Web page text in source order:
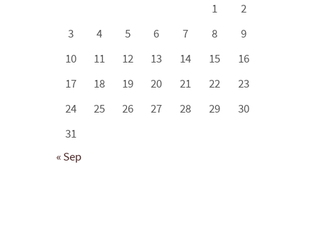
1
2
3
4 5 6 7 8
9
10
11 12 13 14 15
16
17
18 19 20 21 22
23
24
25 26 27 28 29
30
31
« Sep